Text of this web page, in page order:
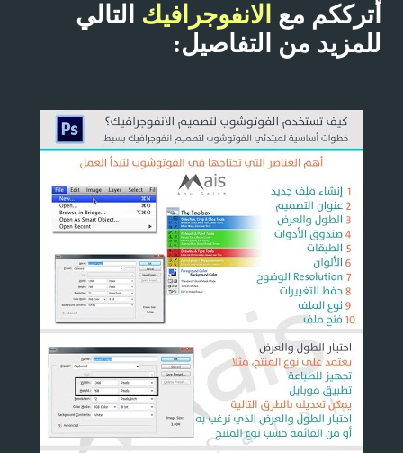
أترككم مع الانفوجرافيك
التالي
للمزيد من التفاصيل: